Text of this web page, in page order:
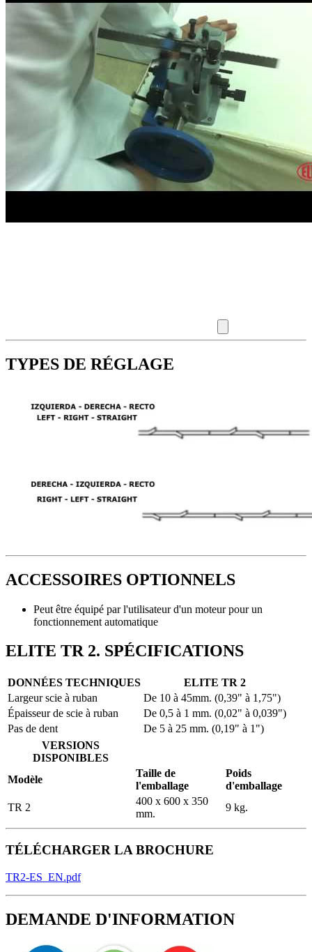
TYPES DE RÉGLAGE
ACCESSOIRES OPTIONNELS
Peut être équipé par l'utilisateur d'un moteur pour un
fonctionnement automatique
ELITE TR 2. SPÉCIFICATIONS
DONNÉES TECHNIQUES
ELITE TR 2
Largeur scie à ruban
De 10 à 45mm. (0,39" à 1,75")
Épaisseur de scie à ruban
De 0,5 à 1 mm. (0,02" à 0,039")
Pas de dent
De 5 à 25 mm. (0,19" à 1")
VERSIONS
DISPONIBLES
Modèle
Taille de
l'emballage
Poids
d'emballage
TR 2
400 x 600 x 350
mm.
9 kg.
TÉLÉCHARGER LA BROCHURE
TR2-ES_EN.pdf
DEMANDE D'INFORMATION